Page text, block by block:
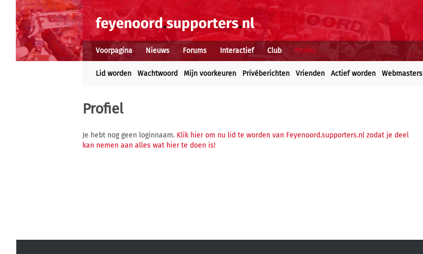
Voorpagina Nieuws Forums Interactief Club Profiel
Lid worden Wachtwoord Mijn voorkeuren Privéberichten Vrienden Actief worden Webmasters
Profiel
Je hebt nog geen loginnaam. Klik hier om nu lid te worden van Feyenoord.supporters.nl zodat je deel
kan nemen aan alles wat hier te doen is!